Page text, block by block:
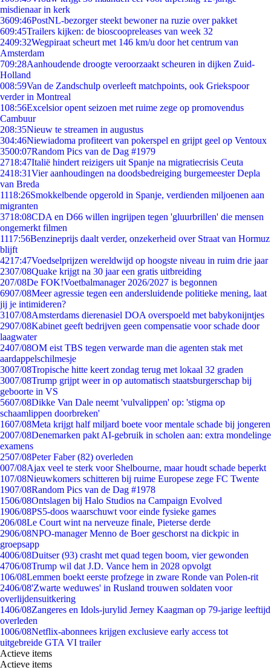
misdienaar in kerk
3609:46PostNL-bezorger steekt bewoner na ruzie over pakket
609:45Trailers kijken: de bioscoopreleases van week 32
2409:32Wegpiraat scheurt met 146 km/u door het centrum van
Amsterdam
709:28Aanhoudende droogte veroorzaakt scheuren in dijken Zuid-
Holland
008:59Van de Zandschulp overleeft matchpoints, ook Griekspoor
verder in Montreal
108:56Excelsior opent seizoen met ruime zege op promovendus
Cambuur
208:35Nieuw te streamen in augustus
304:46Niewiadoma profiteert van pokerspel en grijpt geel op Ventoux
3500:07Random Pics van de Dag #1979
2718:47Italië hindert reizigers uit Spanje na migratiecrisis Ceuta
2418:31Vier aanhoudingen na doodsbedreiging burgemeester Depla
van Breda
1118:26Smokkelbende opgerold in Spanje, verdienden miljoenen aan
migranten
3718:08CDA en D66 willen ingrijpen tegen 'gluurbrillen' die mensen
ongemerkt filmen
1117:56Benzineprijs daalt verder, onzekerheid over Straat van Hormuz
blijft
4217:47Voedselprijzen wereldwijd op hoogste niveau in ruim drie jaar
2307/08Quake krijgt na 30 jaar een gratis uitbreiding
207/08De FOK!Voetbalmanager 2026/2027 is begonnen
6907/08Meer agressie tegen een andersluidende politieke mening, laat
jij je intimideren?
3107/08Amsterdams dierenasiel DOA overspoeld met babykonijntjes
2907/08Kabinet geeft bedrijven geen compensatie voor schade door
laagwater
2407/08OM eist TBS tegen verwarde man die agenten stak met
aardappelschilmesje
3007/08Tropische hitte keert zondag terug met lokaal 32 graden
3007/08Trump grijpt weer in op automatisch staatsburgerschap bij
geboorte in VS
5607/08Dikke Van Dale neemt 'vulvalippen' op: 'stigma op
schaamlippen doorbreken'
1607/08Meta krijgt half miljard boete voor mentale schade bij jongeren
2007/08Denemarken pakt AI-gebruik in scholen aan: extra mondelinge
examens
2507/08Peter Faber (82) overleden
007/08Ajax veel te sterk voor Shelbourne, maar houdt schade beperkt
107/08Nieuwkomers schitteren bij ruime Europese zege FC Twente
1907/08Random Pics van de Dag #1978
1506/08Ontslagen bij Halo Studios na Campaign Evolved
1906/08PS5-doos waarschuwt voor einde fysieke games
206/08Le Court wint na nerveuze finale, Pieterse derde
2906/08NPO-manager Menno de Boer geschorst na dickpic in
groepsapp
4006/08Duitser (93) crasht met quad tegen boom, vier gewonden
4706/08Trump wil dat J.D. Vance hem in 2028 opvolgt
106/08Lemmen boekt eerste profzege in zware Ronde van Polen-rit
2406/08'Zwarte weduwes' in Rusland trouwen soldaten voor
overlijdensuitkering
1406/08Zangeres en Idols-jurylid Jerney Kaagman op 79-jarige leeftijd
overleden
1006/08Netflix-abonnees krijgen exclusieve early access tot
uitgebreide GTA VI trailer
Actieve items
Actieve items